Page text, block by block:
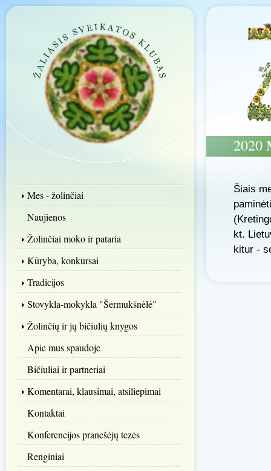
Mes - žolinčiai
Naujienos
Žolinčiai moko ir pataria
Kūryba, konkursai
Tradicijos
Stovykla-mokykla "Šermukšnėlė"
Žolinčių ir jų bičiulių knygos
Apie mus spaudoje
Bičiuliai ir partneriai
Komentarai, klausimai, atsiliepimai
Kontaktai
Konferencijos pranešėjų tezės
Renginiai
2020
Šiais
kt.
kitur -